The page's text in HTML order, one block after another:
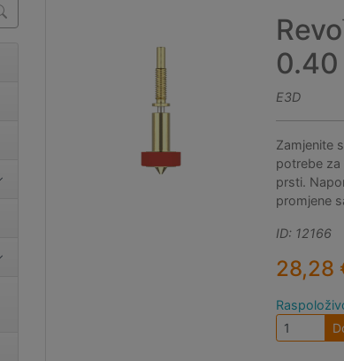
0.40
E3D
Zamjenite
potrebe za
prsti.
promjene
ID: 12166
28,28